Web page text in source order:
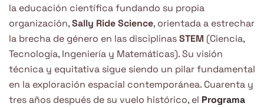
la educación científica fundando su propia
organización,Sally Ride Science, orientada a estrechar
la brecha de género en las disciplinasSTEM (Ciencia,
Tecnología, Ingeniería y Matemáticas). Su visión
técnica y equitativa sigue siendo un pilar fundamental
en la exploración espacial contemporánea. Cuarenta y
tres años después de su vuelo histórico, el Programa